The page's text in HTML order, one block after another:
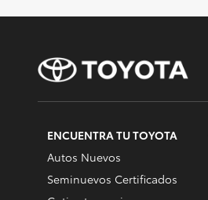
ENCUENTRA TU TOYOTA
Autos Nuevos
Seminuevos Certificados